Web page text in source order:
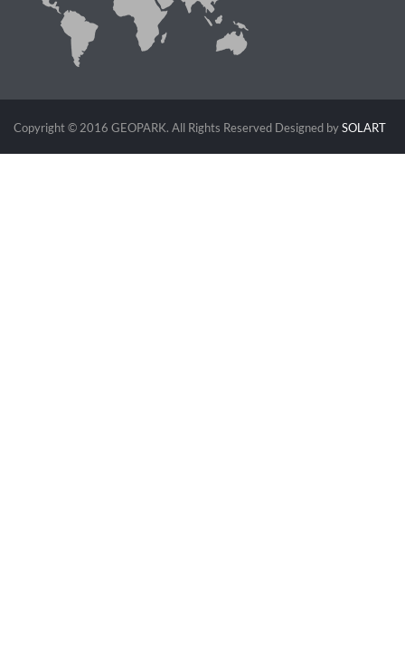
Copyright © 2016 GEOPARK. All Rights Reserved Designed bySOLART